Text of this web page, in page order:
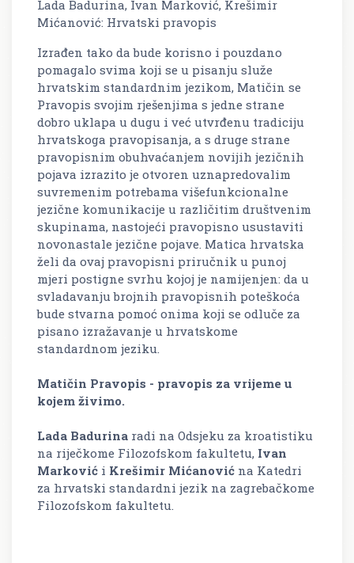
Lada Badurina, Ivan Marković, Krešimir
Mićanović: Hrvatski pravopis
Izrađen tako da bude korisno i pouzdano
pomagalo svima koji se u pisanju služe
hrvatskim standardnim jezikom, Matičin se
Pravopis svojim rješenjima s jedne strane
dobro uklapa u dugu i već utvrđenu tradiciju
hrvatskoga pravopisanja, a s druge strane
pravopisnim obuhvaćanjem novijih jezičnih
pojava izrazito je otvoren uznapredovalim
suvremenim potrebama višefunkcionalne
jezične komunikacije u različitim društvenim
skupinama, nastojeći pravopisno usustaviti
novonastale jezične pojave. Matica hrvatska
želi da ovaj pravopisni priručnik u punoj
mjeri postigne svrhu kojoj je namijenjen: da u
svladavanju brojnih pravopisnih poteškoća
bude stvarna pomoć onima koji se odluče za
pisano izražavanje u hrvatskome
standardnom jeziku.
Matičin Pravopis - pravopis za vrijeme u
kojem živimo.
Lada Badurina radi na Odsjeku za kroatistiku
na riječkome Filozofskom fakultetu, Ivan
Marković i Krešimir Mićanović na Katedri
za hrvatski standardni jezik na zagrebačkome
Filozofskom fakultetu.